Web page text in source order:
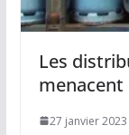
Les
menacent
27 janvier 2023